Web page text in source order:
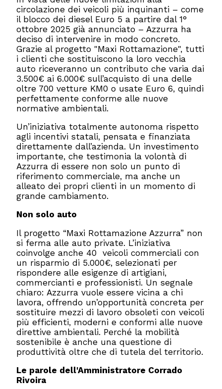
circolazione dei veicoli più inquinanti – come
il blocco dei diesel Euro 5 a partire dal 1°
ottobre 2025 già annunciato – Azzurra ha
deciso di intervenire in modo concreto.
Grazie al progetto "Maxi Rottamazione", tutti
i clienti che sostituiscono la loro vecchia
auto riceveranno un contributo che varia dai
3.500€ ai 6.000€ sull’acquisto di una delle
oltre 700 vetture KM0 o usate Euro 6, quindi
perfettamente conforme alle nuove
normative ambientali.
Un’iniziativa totalmente autonoma rispetto
agli incentivi statali, pensata e finanziata
direttamente dall’azienda. Un investimento
importante, che testimonia la volontà di
Azzurra di essere non solo un punto di
riferimento commerciale, ma anche un
alleato dei propri clienti in un momento di
grande cambiamento.
Non solo auto
Il progetto “Maxi Rottamazione Azzurra” non
si ferma alle auto private. L’iniziativa
coinvolge anche 40 veicoli commerciali con
un risparmio di 5.000€, selezionati per
rispondere alle esigenze di artigiani,
commercianti e professionisti. Un segnale
chiaro: Azzurra vuole essere vicina a chi
lavora, offrendo un’opportunità concreta per
sostituire mezzi di lavoro obsoleti con veicoli
più efficienti, moderni e conformi alle nuove
direttive ambientali. Perché la mobilità
sostenibile è anche una questione di
produttività oltre che di tutela del territorio.
Le parole dell'Amministratore Corrado
Rivoira